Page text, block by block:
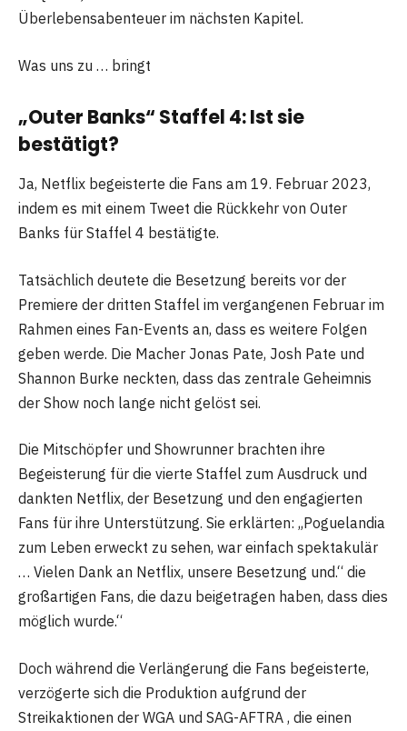
Überlebensabenteuer im nächsten Kapitel.
Was uns zu … bringt
„Outer Banks“ Staffel 4: Ist sie
bestätigt?
Ja, Netflix begeisterte die Fans am 19. Februar 2023,
indem es mit einem Tweet die Rückkehr von Outer
Banks für Staffel 4 bestätigte.
Tatsächlich deutete die Besetzung bereits vor der
Premiere der dritten Staffel im vergangenen Februar im
Rahmen eines Fan-Events an, dass es weitere Folgen
geben werde. Die Macher Jonas Pate, Josh Pate und
Shannon Burke neckten, dass das zentrale Geheimnis
der Show noch lange nicht gelöst sei.
Die Mitschöpfer und Showrunner brachten ihre
Begeisterung für die vierte Staffel zum Ausdruck und
dankten Netflix, der Besetzung und den engagierten
Fans für ihre Unterstützung. Sie erklärten: „Poguelandia
zum Leben erweckt zu sehen, war einfach spektakulär
… Vielen Dank an Netflix, unsere Besetzung und.“ die
großartigen Fans, die dazu beigetragen haben, dass dies
möglich wurde.“
Doch während die Verlängerung die Fans begeisterte,
verzögerte sich die Produktion aufgrund der
Streikaktionen der WGA und SAG-AFTRA , die einen